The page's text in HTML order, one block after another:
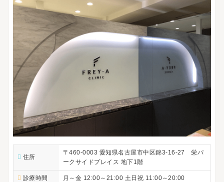
住所
〒460-0003 愛知県名古屋市中区錦3-16-27 栄パ
ークサイドプレイス 地下1階
診療時間 月～金 12:00～21:00 土日祝 11:00～20:00